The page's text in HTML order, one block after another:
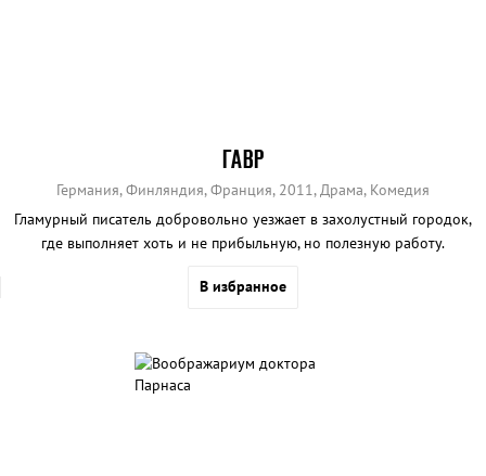
ГАВР
Германия, Финляндия, Франция, 2011, Драма, Комедия
Гламурный писатель добровольно уезжает в захолустный городок,
где выполняет хоть и не прибыльную, но полезную работу.
В избранное